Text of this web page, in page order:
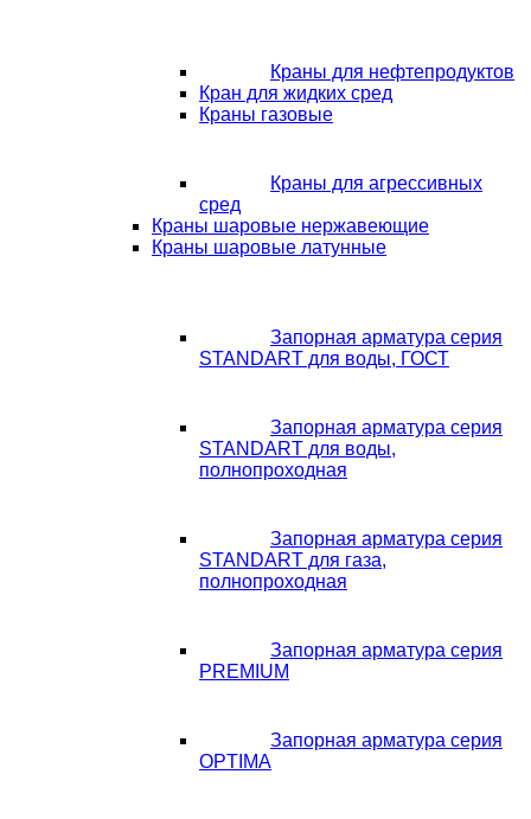
Краны для нефтепродуктов
Кран для жидких сред
Краны газовые
Краны для агрессивных
сред
Краны шаровые нержавеющие
Краны шаровые латунные
Запорная арматура серия
STANDART для воды, ГОСТ
Запорная арматура серия
STANDART для воды,
полнопроходная
Запорная арматура серия
STANDART для газа,
полнопроходная
Запорная арматура серия
PREMIUM
Запорная арматура серия
OPTIMA